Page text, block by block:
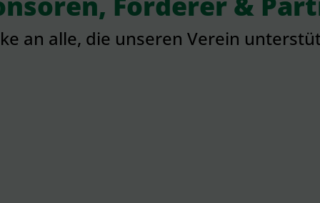
an alle, die unseren Verein